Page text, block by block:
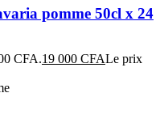
pomme 50cl x 24
CFA.19 000 CFALe prix